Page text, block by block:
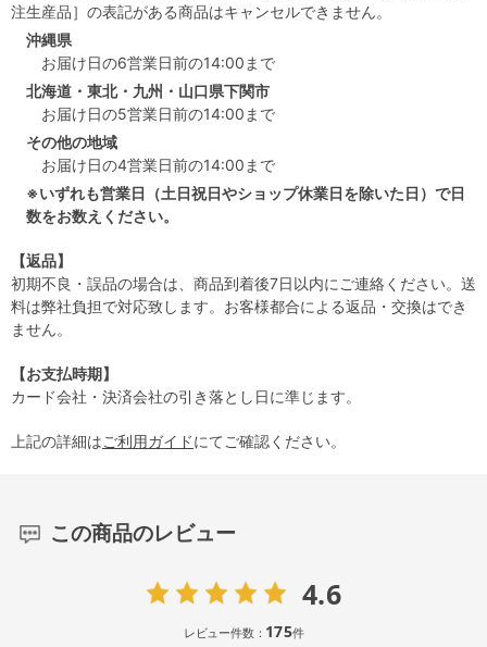
注生産品］の表記がある商品はキャンセルできません。
沖縄県
お届け日の6営業日前の14:00まで
北海道・東北・九州・山口県下関市
お届け日の5営業日前の14:00まで
その他の地域
お届け日の4営業日前の14:00まで
※いずれも営業日（土日祝日やショップ休業日を除いた日）で日
数をお数えください。
【返品】
初期不良・誤品の場合は、商品到着後7日以内にご連絡ください。送
料は弊社負担で対応致します。お客様都合による返品・交換はでき
ません。
【お支払時期】
カード会社・決済会社の引き落とし日に準じます。
上記の詳細はご利用ガイドにてご確認ください。
この商品のレビュー
4.6
レビュー件数： 175件